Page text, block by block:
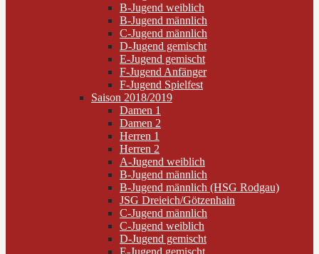
B-Jugend weiblich
B-Jugend männlich
C-Jugend männlich
D-Jugend gemischt
E-Jugend gemischt
F-Jugend Anfänger
F-Jugend Spielfest
Saison 2018/2019
Damen 1
Damen 2
Herren 1
Herren 2
A-Jugend weiblich
B-Jugend männlich
B-Jugend männlich (HSG Rodgau)
JSG Dreieich/Götzenhain
C-Jugend männlich
C-Jugend weiblich
D-Jugend gemischt
E-Jugend gemischt